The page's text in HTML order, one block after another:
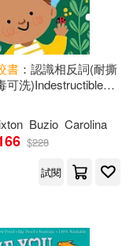
書 ：認識相反詞(耐撕
可洗)Indestructibles:
A Book of
Buzio Carolina
$228
試閱